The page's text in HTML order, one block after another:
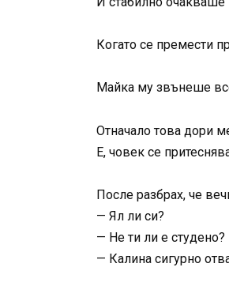
Когато се премести
Майка му звънеше
Отначало това дори
Е, човек се
После разбрах, че
— Ял ли си?
— Не ти ли е студено?
— Калина сигурно